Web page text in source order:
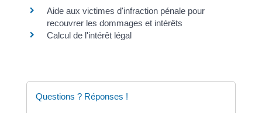
Aide aux victimes d'infraction pénale pour
recouvrer les dommages et intérêts
Calcul de l'intérêt légal
Questions ? Réponses !